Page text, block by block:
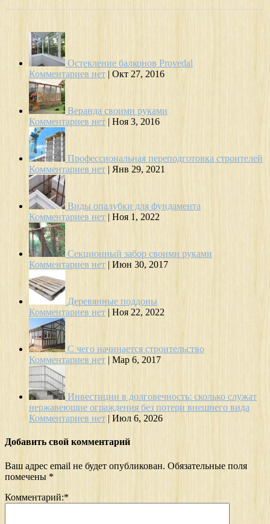
Остекление балконов Provedal
Комментариев нет | Окт 27, 2016
Веранда своими руками
Комментариев нет | Ноя 3, 2016
Профессиональная переподготовка строителей
Комментариев нет | Янв 29, 2021
Виды опалубки для фундамента
Комментариев нет | Ноя 1, 2022
Секционный забор своими руками
Комментариев нет | Июн 30, 2017
Деревянные поддоны
Комментариев нет | Ноя 22, 2022
С чего начинается строительство
Комментариев нет | Мар 6, 2017
Инвестиции в долговечность: сколько служат
нержавеющие ограждения без потери внешнего вида
Комментариев нет | Июл 6, 2026
Добавить свой комментарий
Ваш адрес email не будет опубликован. Обязательные поля
помечены *
Комментарий:*